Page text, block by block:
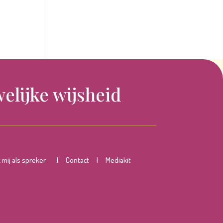
wijsheid
mij als spreker | Contact | Mediakit